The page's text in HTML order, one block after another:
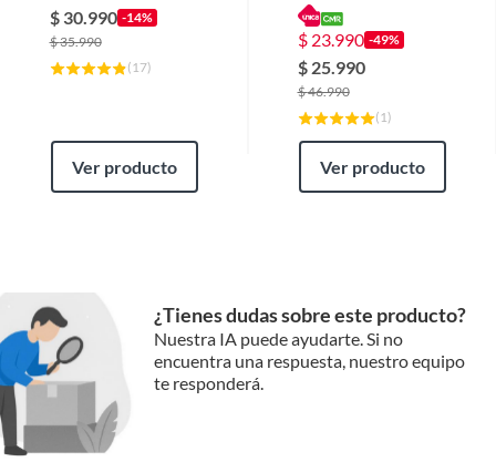
2 a 10 metros
Largo
Alto 17,5 cm
Cantidad de cámaras
soportadas
$ 30.990 -14%
$35.990
( 17)
Ver producto
Nocturna
$ 23.990 -49%
$ 25.990
$46.990
( 1)
Ver producto
¿Tienes dudas sobre este producto?
Nuestra IA puede ayudarte. Si no
encuentra una respuesta, nuestro equipo
te responderá.